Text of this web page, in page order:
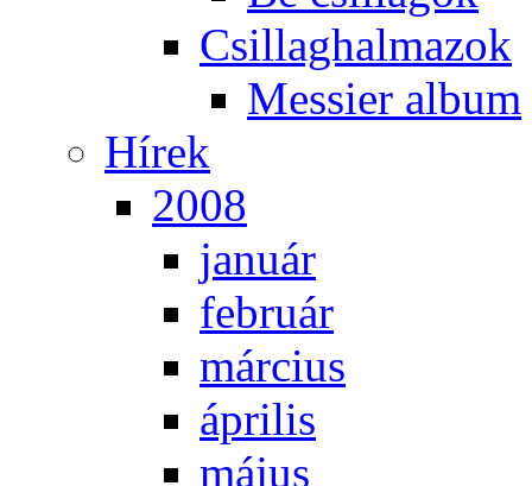
Csil­lag­hal­ma­zok
Mes­si­er al­bum
Hí­rek
2008
ja­nu­ár
feb­ru­ár
már­ci­us
áp­ri­lis
má­jus